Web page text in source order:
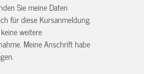
Sie meine Daten
für diese Kursanmeldung.
weitere
Meine Anschrift habe